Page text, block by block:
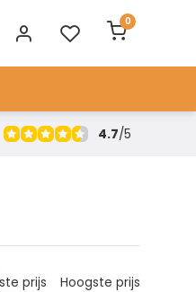
0
4.7/5
prijs Hoogste prijs